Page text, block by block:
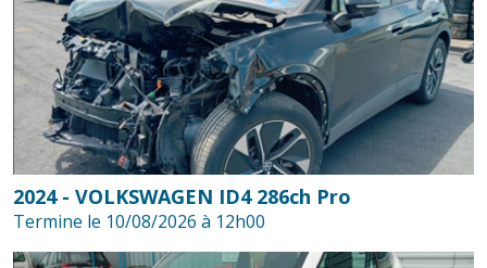
2024 - VOLKSWAGEN ID4 286ch Pro
Termine le 10/08/2026 à 12h00